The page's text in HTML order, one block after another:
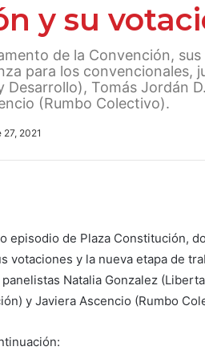
y su
de la Convención,
para los convencionales,
Desarrollo), Tomás Jordán
(Rumbo Colectivo).
2021
episodio de Plaza Constitución,
votaciones y la nueva etapa de
Natalia Gonzalez
y Javiera Ascencio (Rumbo